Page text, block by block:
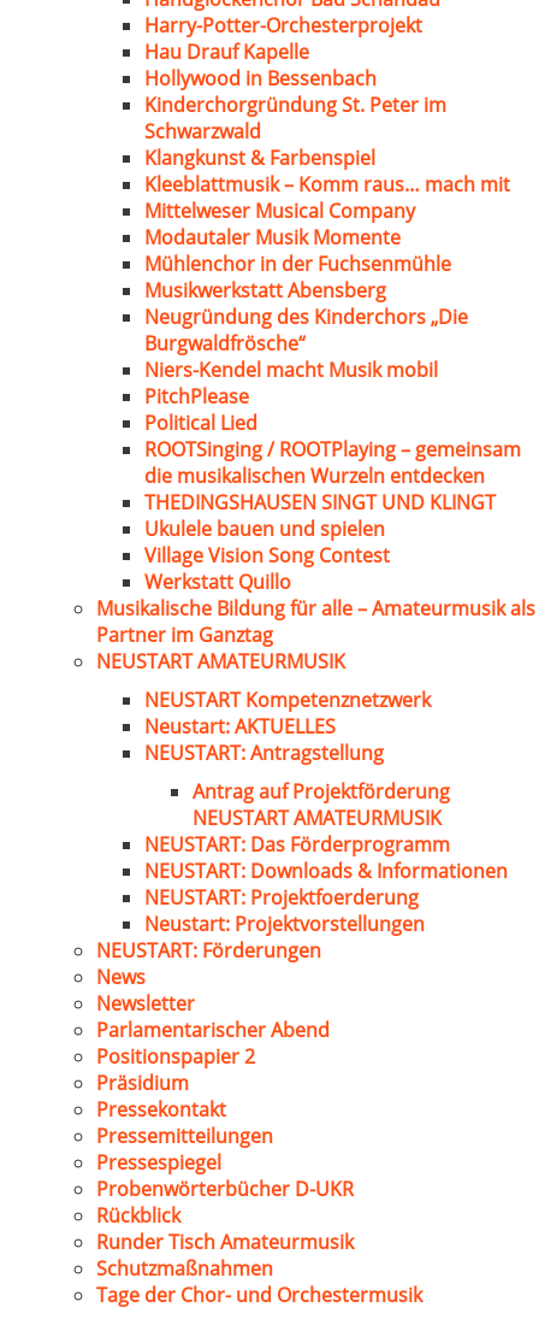
Harry-Potter-Orchesterprojekt
Hau Drauf Kapelle
Hollywood in Bessenbach
Kinderchorgründung St. Peter im
Schwarzwald
Klangkunst & Farbenspiel
Kleeblattmusik – Komm raus… mach mit
Mittelweser Musical Company
Modautaler Musik Momente
Mühlenchor in der Fuchsenmühle
Musikwerkstatt Abensberg
Neugründung des Kinderchors „Die
Burgwaldfrösche“
Niers-Kendel macht Musik mobil
PitchPlease
Political Lied
ROOTSinging / ROOTPlaying – gemeinsam
die musikalischen Wurzeln entdecken
THEDINGSHAUSEN SINGT UND KLINGT
Ukulele bauen und spielen
Village Vision Song Contest
Werkstatt Quillo
Musikalische Bildung für alle – Amateurmusik als
Partner im Ganztag
NEUSTART AMATEURMUSIK
NEUSTART Kompetenznetzwerk
Neustart: AKTUELLES
NEUSTART: Antragstellung
Antrag auf Projektförderung
NEUSTART AMATEURMUSIK
NEUSTART: Das Förderprogramm
NEUSTART: Downloads & Informationen
NEUSTART: Projektfoerderung
Neustart: Projektvorstellungen
NEUSTART: Förderungen
News
Newsletter
Parlamentarischer Abend
Positionspapier 2
Präsidium
Pressekontakt
Pressemitteilungen
Pressespiegel
Probenwörterbücher D-UKR
Rückblick
Runder Tisch Amateurmusik
Schutzmaßnahmen
Tage der Chor- und Orchestermusik